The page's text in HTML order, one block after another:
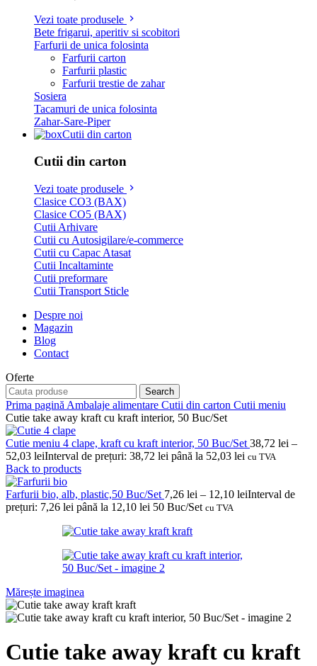
Vezi toate produsele
Bete frigarui, aperitiv si scobitori
Farfurii de unica folosinta
Farfurii carton
Farfurii plastic
Farfurii trestie de zahar
Sosiera
Tacamuri de unica folosinta
Zahar-Sare-Piper
Cutii din carton
Cutii din carton
Vezi toate produsele
Clasice CO3 (BAX)
Clasice CO5 (BAX)
Cutii Arhivare
Cutii cu Autosigilare/e-commerce
Cutii cu Capac Atasat
Cutii Incaltaminte
Cutii preformare
Cutii Transport Sticle
Despre noi
Magazin
Blog
Contact
Oferte
Search
Prima pagină Ambalaje alimentare Cutii din carton Cutii meniu
Cutie take away kraft cu kraft interior, 50 Buc/Set
Cutie meniu 4 clape, kraft cu kraft interior, 50 Buc/Set 38,72 lei –
52,03 leiInterval de prețuri: 38,72 lei până la 52,03 lei cu TVA
Back to products
Farfurii bio, alb, plastic,50 Buc/Set 7,26 lei – 12,10 leiInterval de
prețuri: 7,26 lei până la 12,10 lei 50 Buc/Set cu TVA
Mărește imaginea
Cutie take away kraft cu kraft